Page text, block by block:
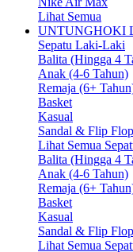
Lihat Semua
UNTUNGHOKI
Sepatu Laki-Laki
Balita (Hingga 4
Anak (4-6 Tahun)
Remaja (6+
Basket
Kasual
Sandal & Flip Flop
Lihat Semua
Balita (Hingga 4
Anak (4-6 Tahun)
Remaja (6+
Basket
Kasual
Sandal & Flip Flop
Lihat Semua